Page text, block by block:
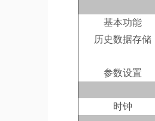
基本功能
历史数据存储
参数设置
时钟